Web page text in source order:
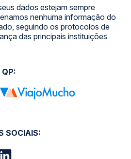
dados estejam sempre
nenhuma informação do
seguindo os protocolos de
das principais instituições
SOCIAIS:
QP: